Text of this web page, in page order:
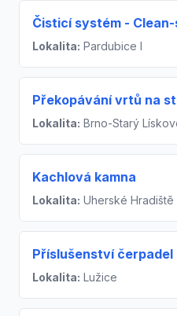
Čisticí systém -
Lokalita: Pardubice I
Překopávání vrtů na
Lokalita: Brno-Starý
Kachlová kamna
Lokalita: Uherské Hradiště
Příslušenství čerpadel
Lokalita: Lužice